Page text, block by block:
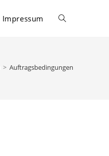
Impressum
> Auftragsbedingungen